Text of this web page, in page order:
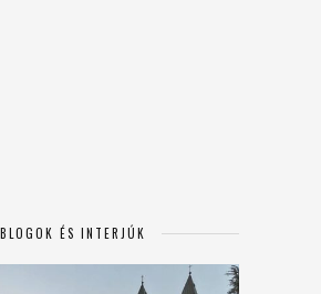
BLOGOK ÉS INTERJÚK